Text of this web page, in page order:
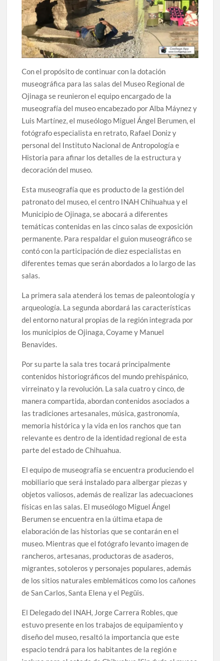
celebrarse en Delicias
Amplía Biblioteca Central “Carlos Montemayor”
actividades gratuitas para este mes de julio
Con el propósito de continuar con la dotación
museográfica para las salas del Museo Regional de
Ojinaga se reunieron el equipo encargado de la
museografía del museo encabezado por Alba Máynez y
Luis Martínez, el museólogo Miguel Ángel Berumen, el
fotógrafo especialista en retrato, Rafael Doniz y
personal del Instituto Nacional de Antropología e
Historia para afinar los detalles de la estructura y
decoración del museo.
Esta museografía que es producto de la gestión del
patronato del museo, el centro INAH Chihuahua y el
Municipio de Ojinaga, se abocará a diferentes
temáticas contenidas en las cinco salas de exposición
permanente. Para respaldar el guion museográfico se
contó con la participación de diez especialistas en
diferentes temas que serán abordados a lo largo de las
salas.
La primera sala atenderá los temas de paleontología y
arqueología. La segunda abordará las características
del entorno natural propias de la región integrada por
los municipios de Ojinaga, Coyame y Manuel
Benavides.
Por su parte la sala tres tocará principalmente
contenidos historiográficos del mundo prehispánico,
virreinato y la revolución. La sala cuatro y cinco, de
manera compartida, abordan contenidos asociados a
las tradiciones artesanales, música, gastronomía,
memoria histórica y la vida en los ranchos que tan
relevante es dentro de la identidad regional de esta
parte del estado de Chihuahua.
El equipo de museografía se encuentra produciendo el
mobiliario que será instalado para albergar piezas y
objetos valiosos, además de realizar las adecuaciones
físicas en las salas. El museólogo Miguel Ángel
Berumen se encuentra en la última etapa de
elaboración de las historias que se contarán en el
museo. Mientras que el fotógrafo levanto imagen de
rancheros, artesanas, productoras de asaderos,
migrantes, sotoleros y personajes populares, además
de los sitios naturales emblemáticos como los cañones
de San Carlos, Santa Elena y el Pegüis.
El Delegado del INAH, Jorge Carrera Robles, que
estuvo presente en los trabajos de equipamiento y
diseño del museo, resaltó la importancia que este
espacio tendrá para los habitantes de la región e